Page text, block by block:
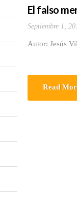
El falso
Septiembre 1,
Autor: Jesús
Read